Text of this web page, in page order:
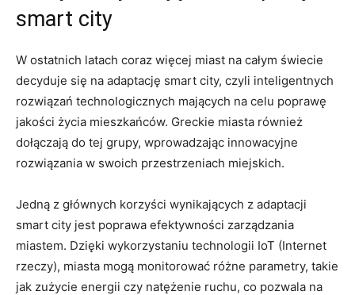
smart city
W ostatnich latach coraz więcej miast na całym świecie
decyduje się na adaptację smart city, czyli inteligentnych
rozwiązań technologicznych mających na celu poprawę
jakości życia mieszkańców. Greckie miasta również
dołączają do tej grupy, wprowadzając innowacyjne
rozwiązania w swoich przestrzeniach miejskich.
Jedną z głównych korzyści wynikających z adaptacji
smart city jest poprawa efektywności zarządzania
miastem. Dzięki wykorzystaniu technologii IoT (Internet
rzeczy), miasta mogą monitorować różne parametry, takie
jak zużycie energii czy natężenie ruchu, co pozwala na